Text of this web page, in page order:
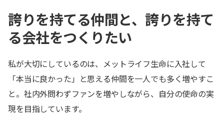
誇りを持てる仲間と、誇りを持て
る会社をつくりたい
私が大切にしているのは、メットライフ生命に入社して
「本当に良かった」と思える仲間を一人でも多く増やすこ
と。社内外問わずファンを増やしながら、自分の使命の実
現を目指しています。